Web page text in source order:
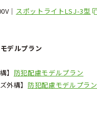
スポットライトLSJ-3型
デルプラン
】 防犯配慮モデルプラン
外構】 防犯配慮モデルプラン